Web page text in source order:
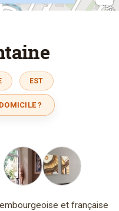
EST
?
et française